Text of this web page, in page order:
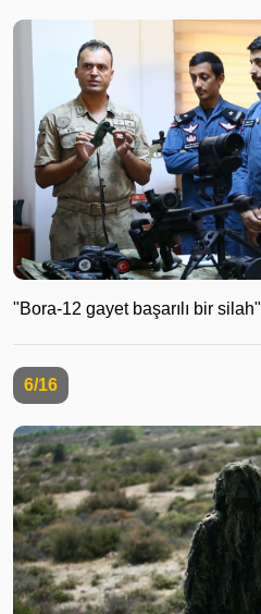
"Bora-12 gayet başarılı bir silah"
6/16